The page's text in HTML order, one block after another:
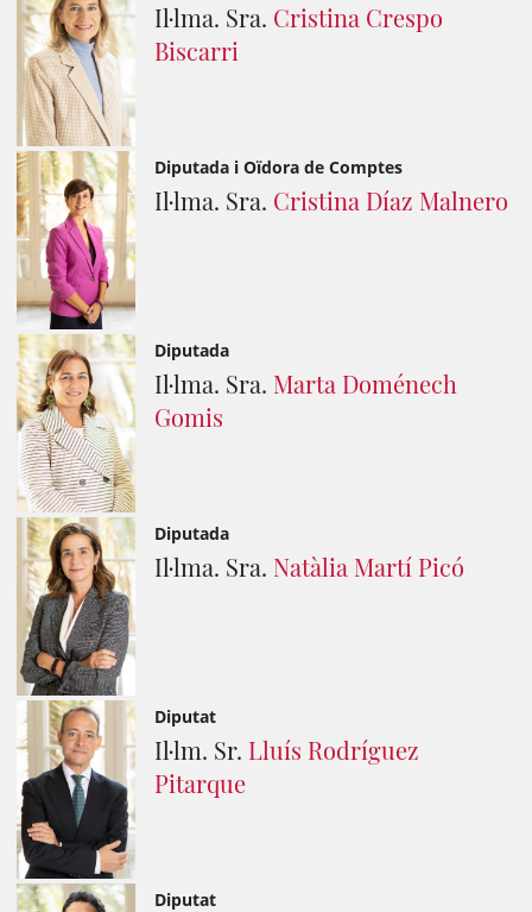
Il·lma. Sra. Cristina Crespo
Biscarri
Diputada i Oïdora de Comptes
Il·lma. Sra. Cristina Díaz Malnero
Diputada
Il·lma. Sra. Marta Doménech
Gomis
Diputada
Il·lma. Sra. Natàlia Martí Picó
Diputat
Il·lm. Sr. Lluís Rodríguez
Pitarque
Diputat